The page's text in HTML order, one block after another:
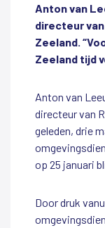
Anton van
directeur
Zeeland.
Zeeland tijd
Anton van
directeur van
geleden, drie
op 25 januari
Door druk